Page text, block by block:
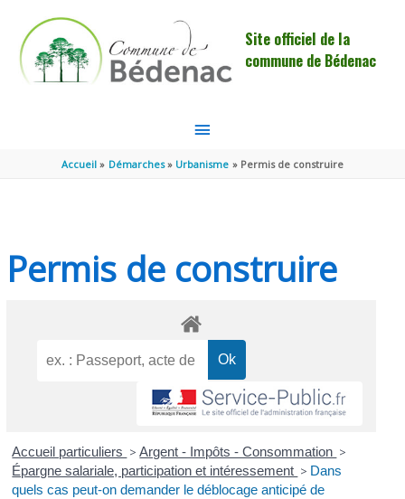
Site officiel de la
commune de Bédenac
MENU
PRINCIPAL
Accueil Démarches Urbanisme Permis de construire
Permis de construire
Accueil particuliers > Argent - Impôts - Consommation >
Épargne salariale, participation et intéressement > Dans
quels cas peut-on demander le déblocage anticipé de